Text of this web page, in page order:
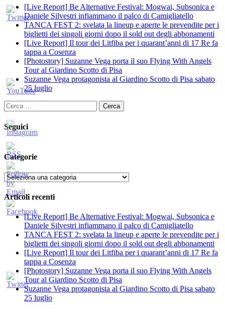
[Live Report] Be Alternative Festival: Mogwai, Subsonica e
Daniele Silvestri infiammano il palco di Camigliatello
TANCA FEST 2: svelata la lineup e aperte le prevendite per i
biglietti dei singoli giorni dopo il sold out degli abbonamenti
[Live Report] Il tour dei Litfiba per i quarant’anni di 17 Re fa
tappa a Cosenza
[Photostory] Suzanne Vega porta il suo Flying With Angels
Tour al Giardino Scotto di Pisa
Suzanne Vega protagonista al Giardino Scotto di Pisa sabato
25 luglio
Ricerca
per:
Seguici
Categorie
Categorie
Articoli recenti
[Live Report] Be Alternative Festival: Mogwai, Subsonica e
Daniele Silvestri infiammano il palco di Camigliatello
TANCA FEST 2: svelata la lineup e aperte le prevendite per i
biglietti dei singoli giorni dopo il sold out degli abbonamenti
[Live Report] Il tour dei Litfiba per i quarant’anni di 17 Re fa
tappa a Cosenza
[Photostory] Suzanne Vega porta il suo Flying With Angels
Tour al Giardino Scotto di Pisa
Suzanne Vega protagonista al Giardino Scotto di Pisa sabato
25 luglio